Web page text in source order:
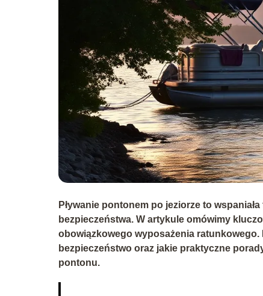
Pływanie pontonem po jeziorze to
bezpieczeństwa. W artykule omówimy
obowiązkowego wyposażenia ratunkowego.
bezpieczeństwo oraz jakie praktyczne
pontonu.